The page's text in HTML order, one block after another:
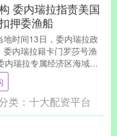
委内瑞拉指责美国
押委渔船
地时间13日，委内瑞拉政
委内瑞拉籍卡门罗莎号渔
内瑞拉专属经济区海域的
48海里处航行时，遭到
类： 十大配资平台